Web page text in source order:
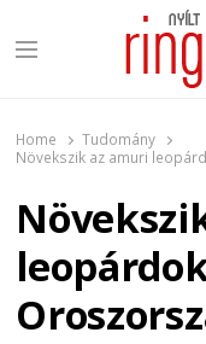
Menu
Home
Tudomány
Növekszik az amuri